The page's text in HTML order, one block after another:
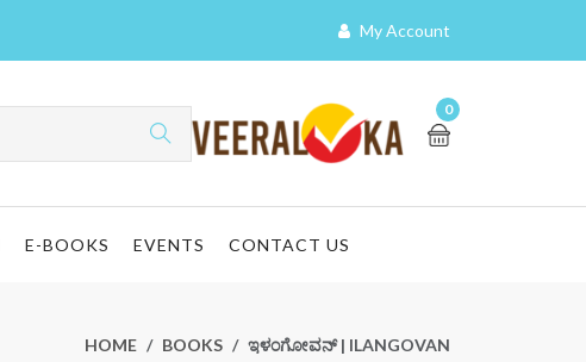
My Account
0
E-BOOKS EVENTS CONTACT US
HOME BOOKS ಇಳಂಗೋವನ್ | ILANGOVAN